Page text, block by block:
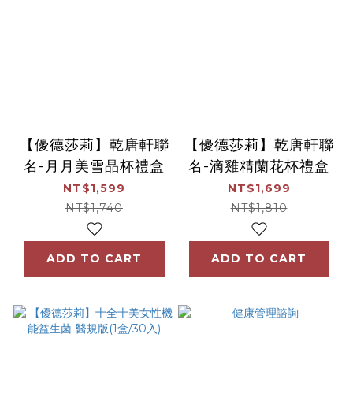
【優德莎莉】乾唐軒聯
名-月月美雪晶杯禮盒
NT$1,599
NT$1,740
ADD TO CART
【優德莎莉】乾唐軒聯
名-滴雞精蘭花杯禮盒
NT$1,699
NT$1,810
ADD TO CART